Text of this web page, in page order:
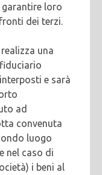
loro
dei terzi.
una
e sarà
ad
convenuta
luogo
nel caso di
i beni al